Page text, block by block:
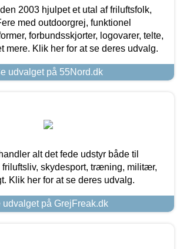
2003 hjulpet et utal af friluftsfolk,
med outdoorgrej, funktionel
forbundsskjorter, logovarer, telte,
mere. Klik her for at se deres udvalg.
udvalget på 55Nord.dk
alt det fede udstyr både til
friluftsliv, skydesport, træning, militær,
Klik her for at se deres udvalg.
udvalget på GrejFreak.dk